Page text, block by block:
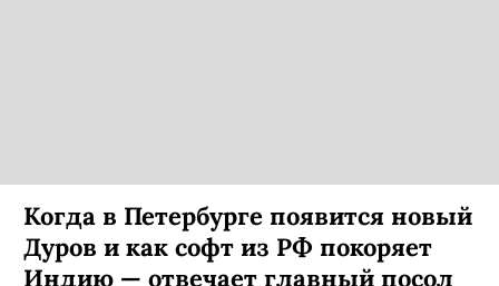
Когда в Петербурге появится новый
Дуров и как софт из РФ покоряет
Индию — отвечает главный посол